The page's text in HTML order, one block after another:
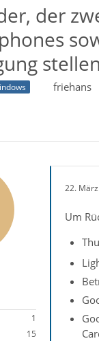
der
friehans
1
15
22.
Um